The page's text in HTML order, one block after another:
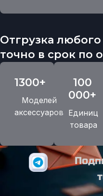
Отгрузка
точно в срок по
1300+
Моделей
аксессуаров
100
000+
Единиц
товара